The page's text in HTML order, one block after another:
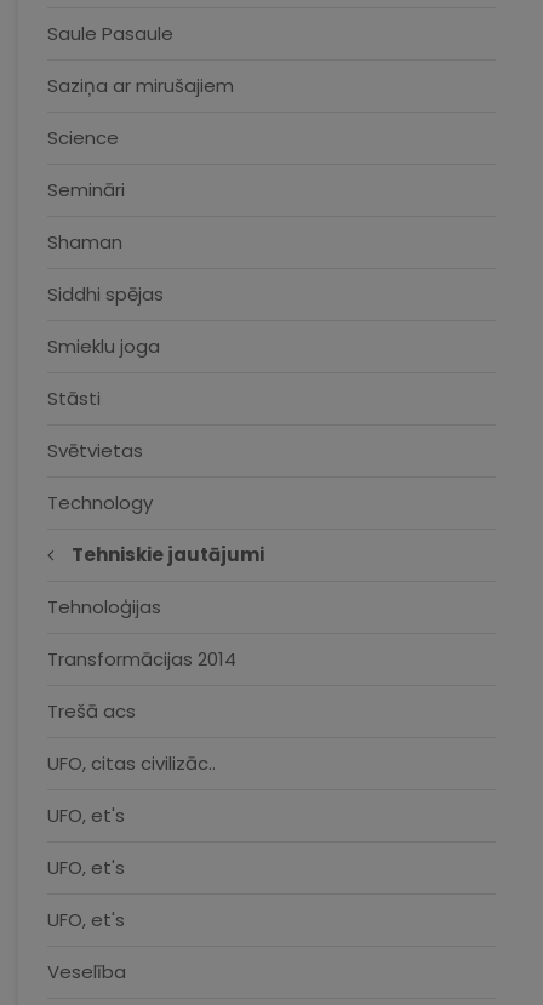
Saule Pasaule
Saziņa ar mirušajiem
Science
Semināri
Shaman
Siddhi spējas
Smieklu joga
Stāsti
Svētvietas
Technology
Tehniskie jautājumi
Tehnoloģijas
Transformācijas 2014
Trešā acs
UFO, citas civilizāc..
UFO, et's
UFO, et's
UFO, et's
Veselība